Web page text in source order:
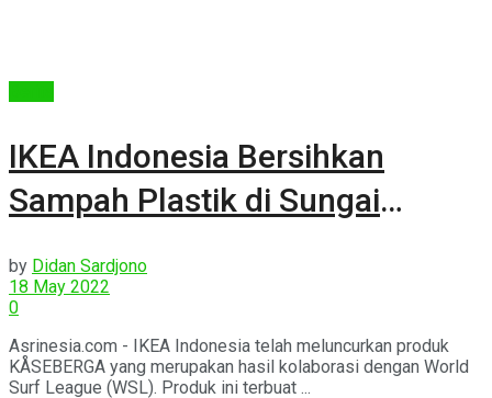
IKEA Indonesia Bersihkan
Sampah Plastik di Sungai
by Didan Sardjono
18 May 2022
0
Asrinesia.com - IKEA Indonesia telah meluncurkan produk
KÅSEBERGA yang merupakan hasil kolaborasi dengan World
Surf League (WSL). Produk ini terbuat ...